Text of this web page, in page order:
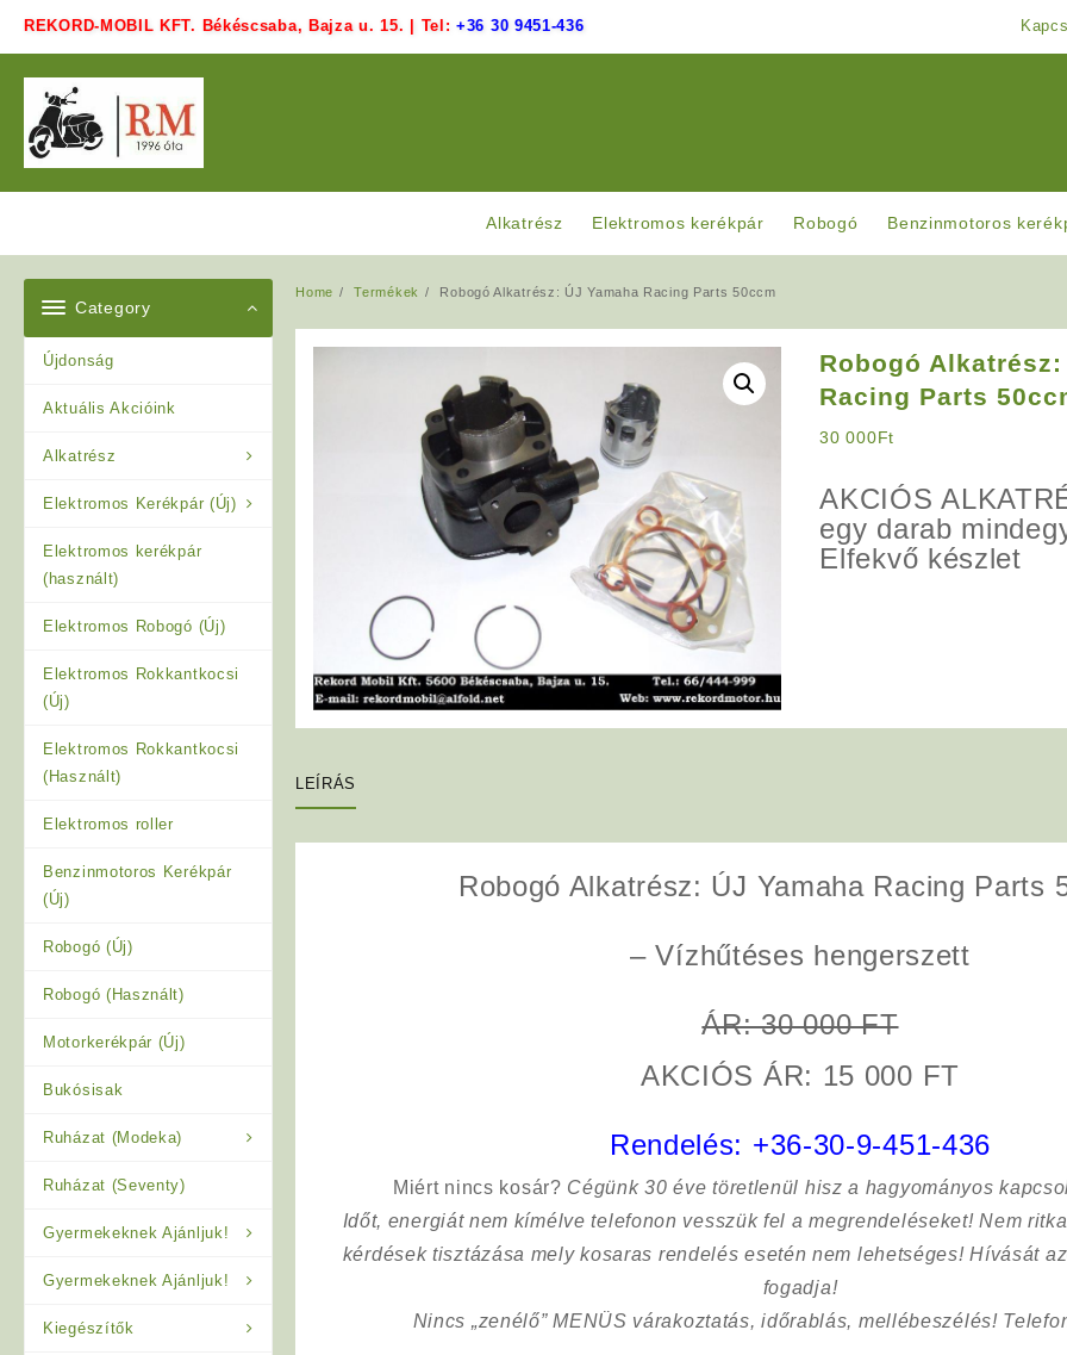
REKORD-MOBIL KFT. Békéscsaba, Bajza u. 15. | Tel:+36 30 9451-436
Alkatrész Elektromos kerékpár Robogó Benzinmotoros
Category
Újdonság
Aktuális Akcióink
Alkatrész
Elektromos Kerékpár (Új)
Elektromos kerékpár
(használt)
Elektromos Robogó (Új)
Elektromos Rokkantkocsi
(Új)
Elektromos Rokkantkocsi
(Használt)
Elektromos roller
Benzinmotoros Kerékpár
(Új)
Robogó (Új)
Robogó (Használt)
Motorkerékpár (Új)
Bukósisak
Ruházat (Modeka)
Ruházat (Seventy)
Gyermekeknek Ajánljuk!
Gyermekeknek Ajánljuk!
Kiegészítők
Home Termékek Robogó Alkatrész: ÚJ Yamaha Racing Parts 50ccm
Robogó Alkatrész:
Racing Parts
30 000Ft
AKCIÓS
egy darab
Elfekvő készlet
LEÍRÁS
Robogó Alkatrész: ÚJ Yamaha Racing Parts
– Vízhűtéses hengerszett
ÁR: 30 000 FT
AKCIÓS ÁR: 15 000 FT
Rendelés: +36-30-9-451-436
Miért nincs kosár? Cégünk 30 éve töretlenül hisz a hagyományos
Időt, energiát nem kímélvetelefonon vesszük fel a megrendeléseket! Nem
kérdések tisztázása mely kosaras rendelés esetén nem lehetséges! Hívását
fogadja!
Nincs „zenélő” MENÜS várakoztatás, időrablás, mellébeszélés!